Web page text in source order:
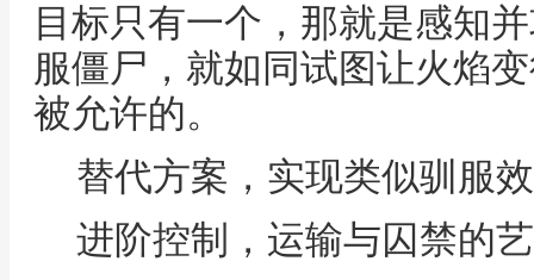
目标只有一个，那就是感知
服僵尸，就如同试图让火焰
被允许的。
替代方案，实现类似驯服
进阶控制，运输与囚禁的